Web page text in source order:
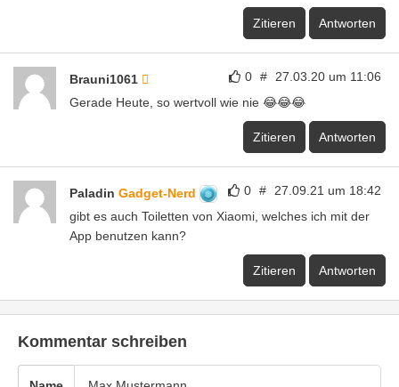
Zitieren Antworten
0 # 27.03.20 um 11:06
Brauni1061
Gerade Heute, so wertvoll wie nie 😂😂😂
Zitieren Antworten
0 # 27.09.21 um 18:42
Paladin Gadget-Nerd
gibt es auch Toiletten von Xiaomi, welches ich mit der
App benutzen kann?
Zitieren Antworten
Kommentar schreiben